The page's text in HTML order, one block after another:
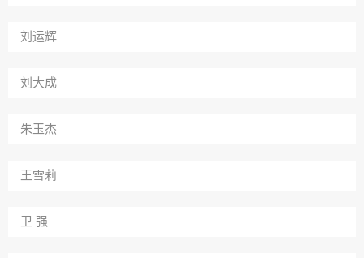
刘运辉
刘大成
朱玉杰
王雪莉
卫 强